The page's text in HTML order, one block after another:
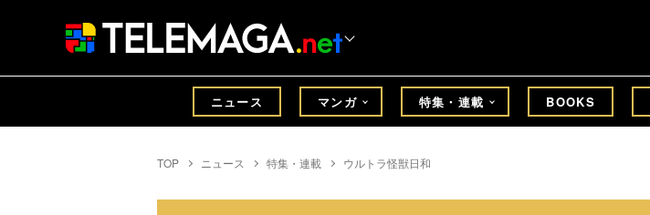
ニュース マンガ 特集・連載 BOOKS
TOP ニュース 特集・連載 ウルトラ怪獣日和